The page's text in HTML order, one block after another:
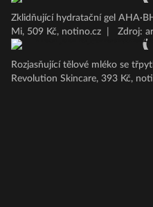
Zklidňující hydratační gel
Mi, 509 Kč, notino.cz
Zdroj:
Rozjasňující tělové mléko se
Revolution Skincare, 393 Kč,